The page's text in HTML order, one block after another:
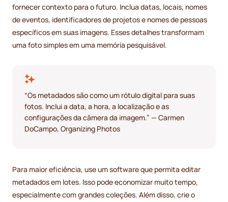
fornecer contexto para o futuro. Inclua datas, locais, nomes
de eventos, identificadores de projetos e nomes de pessoas
específicos em suas imagens. Esses detalhes transformam
uma foto simples em uma memória pesquisável.
“Os metadados são como um rótulo digital para suas
fotos. Inclui a data, a hora, a localização e as
configurações da câmera da imagem.” — Carmen
DoCampo, Organizing Photos
Para maior eficiência, use um software que permita editar
metadados em lotes. Isso pode economizar muito tempo,
especialmente com grandes coleções. Além disso, crie o